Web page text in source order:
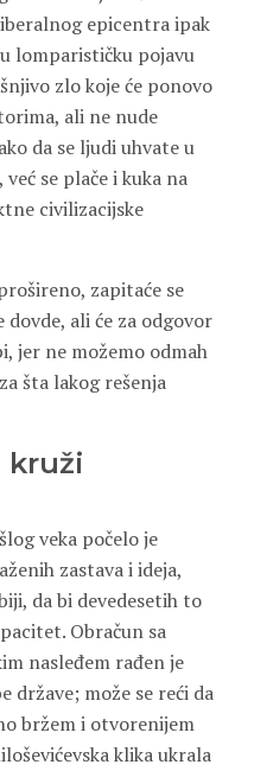
epicentra ipak
lomparističku pojavu
zlo koje će ponovo
ali ne nude
da se ljudi uhvate u
se plače i kuka na
civilizacijske
zapitaće se
ali će za odgovor
jer ne možemo odmah
šta lakog rešenja
kruži
veka počelo je
zastava i ideja,
da bi devedesetih to
Obračun sa
nasleđem rađen je
države; može se reći da
bržem i otvorenijem
klika ukrala